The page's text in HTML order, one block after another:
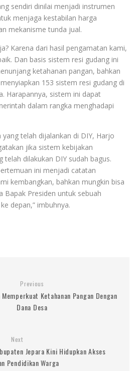
sendiri dinilai menjadi instrumen
menjaga kestabilan harga
mekanisme tunda jual.
Karena dari hasil pengamatan kami,
Dan basis sistem resi gudang ini
ketahanan pangan, bahkan
153 sistem resi gudang di
Harapannya, sistem ini dapat
dalam rangka menghadapi
telah dijalankan di DIY, Harjo
jika sistem kebijakan
telah dilakukan DIY sudah bagus.
ini menjadi catatan
kembangkan, bahkan mungkin bisa
Bapak Presiden untuk sebuah
depan,” imbuhnya.
Previous
Ketahanan Pangan Dengan
Dana Desa
Next
Jepara Kini Hidupkan Akses
Pendidikan Warga